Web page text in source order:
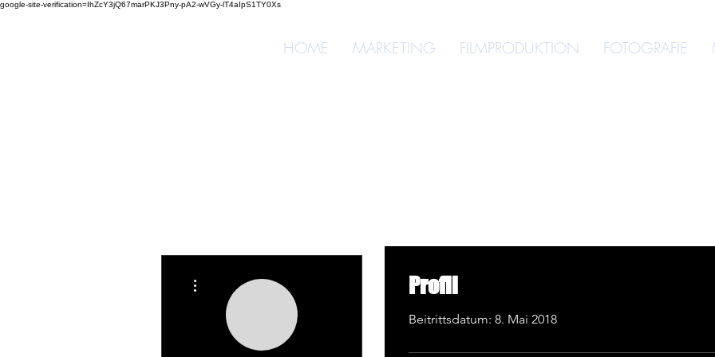
google-site-verification=IhZcY3jQ67marPKJ3Pny-pA2-wVGy-lT4aIpS1TY0Xs
HOME MARKETING FILMPRODUKTION FOTOGRAFIE
Profil
Beitrittsdatum: 8. Mai 2018